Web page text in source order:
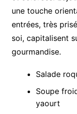
une touche
entrées, très
soi, capitalisent
gourmandise.
Salade
Soupe
yaourt